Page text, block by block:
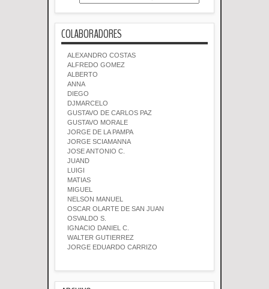
COLABORADORES
ALEXANDRO COSTAS
ALFREDO GOMEZ
ALBERTO
ANNA
DIEGO
DJMARCELO
GUSTAVO DE CARLOS PAZ
GUSTAVO MORALE
JORGE DE LA PAMPA
JORGE SCIAMANNA
JOSE ANTONIO C.
JUAND
LUIGI
MATIAS
MIGUEL
NELSON MANUEL
OSCAR OLARTE DE SAN JUAN
OSVALDO S.
IGNACIO DANIEL C.
WALTER GUTIERREZ
JORGE EDUARDO CARRIZO